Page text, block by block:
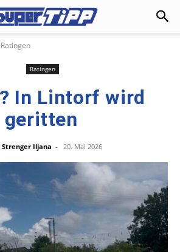
Ratingen
Ratingen
In Lintorf wird
geritten
Strenger Iljana - 20. Mai 2026